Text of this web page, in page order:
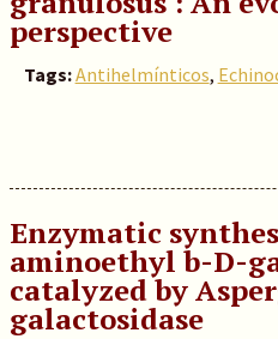
perspective
Tags:Antihelmínticos,
Enzymatic
aminoethyl b-D-
catalyzed by
galactosidase